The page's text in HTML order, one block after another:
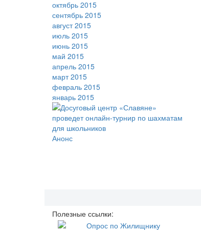
октябрь 2015
сентябрь 2015
август 2015
июль 2015
июнь 2015
май 2015
апрель 2015
март 2015
февраль 2015
январь 2015
Анонс
Полезные ссылки: